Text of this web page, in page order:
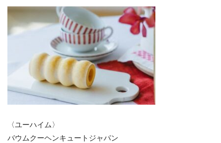
〈ユーハイム〉
バウムクーヘンキュートジャパン